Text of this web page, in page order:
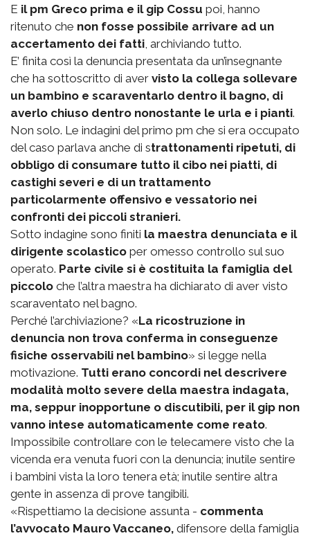
E il pm Greco prima e il gip Cossu poi, hanno
ritenuto che non fosse possibile arrivare ad un
accertamento dei fatti, archiviando tutto.
E’ finita così la denuncia presentata da un’insegnante
che ha sottoscritto di aver visto la collega sollevare
un bambino e scaraventarlo dentro il bagno, di
averlo chiuso dentro nonostante le urla e i pianti.
Non solo. Le indagini del primo pm che si era occupato
del caso parlava anche di strattonamenti ripetuti, di
obbligo di consumare tutto il cibo nei piatti, di
castighi severi e di un trattamento
particolarmente offensivo e vessatorio nei
confronti dei piccoli stranieri.
Sotto indagine sono finiti la maestra denunciata e il
dirigente scolastico per omesso controllo sul suo
operato. Parte civile si è costituita la famiglia del
piccolo che l’altra maestra ha dichiarato di aver visto
scaraventato nel bagno.
Perché l’archiviazione? «La ricostruzione in
denuncia non trova conferma in conseguenze
fisiche osservabili nel bambino» si legge nella
motivazione. Tutti erano concordi nel descrivere
modalità molto severe della maestra indagata,
ma, seppur inopportune o discutibili, per il gip non
vanno intese automaticamente come reato.
Impossibile controllare con le telecamere visto che la
vicenda era venuta fuori con la denuncia; inutile sentire
i bambini vista la loro tenera età; inutile sentire altra
gente in assenza di prove tangibili.
«Rispettiamo la decisione assunta - commenta
l’avvocato Mauro Vaccaneo, difensore della famiglia